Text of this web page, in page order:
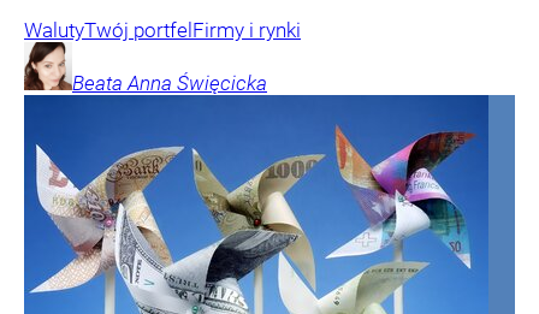
WalutyTwój portfel Firmy i rynki
Beata Anna Święcicka